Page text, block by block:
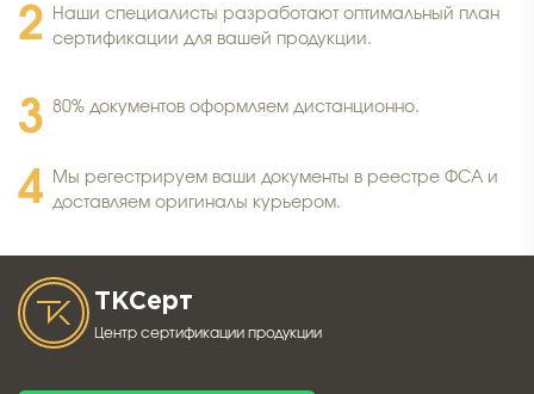
Наши специалисты разработают оптимальный план
сертификации для вашей продукции.
80% документов оформляем дистанционно.
Мы регестрируем ваши документы в реестре ФСА и
доставляем оригиналы курьером.
ТКСерт
Центр сертификации продукции